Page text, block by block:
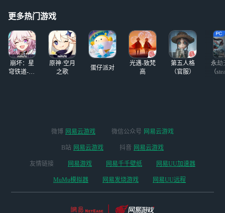
机抽2位友友获得
【活动时间】202
4/1/11-2024/
4-1.16 ios的友友提
前告知
——————
更多热门游戏
崩坏：星
穹铁道-4.4
原神·空月
之歌
蛋仔派对
光遇-致梵
高
第五人格
（官服）
永劫
（
微博 网易云游戏 微信公众号 网易云游戏
B站 网易云游戏 抖音 网易云游戏
友情链接 网易游戏 网易千千壁纸 网易UU加速器
MuMu模拟器 网易发烧游戏 网易UU远程